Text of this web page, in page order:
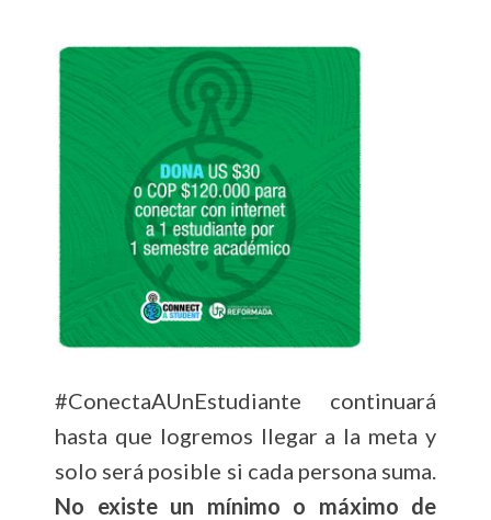
#ConectaAUnEstudiante continuará
hasta que logremos llegar a la meta y
solo será posible si cada persona suma.
No existe un mínimo o máximo de